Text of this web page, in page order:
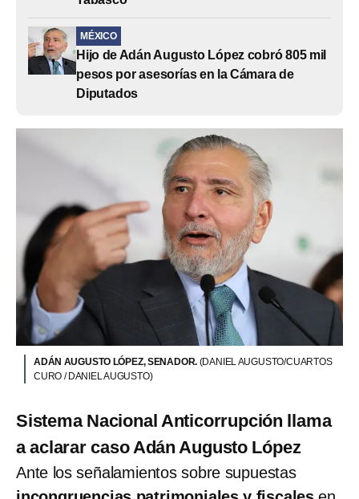
MÉXICO
Hijo de Adán Augusto López cobró 805 mil
pesos por asesorías en la Cámara de
Diputados
ADÁN AUGUSTO LÓPEZ, SENADOR. (DANIEL AUGUSTO/CUARTOS
CURO / DANIEL AUGUSTO)
Sistema Nacional Anticorrupción llama
a aclarar caso Adán Augusto López
Ante los señalamientos sobre supuestas